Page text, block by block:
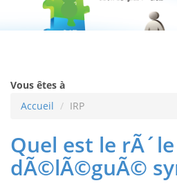
Vous êtes à
Accueil
IRP
Quel est le
dÃ©lÃ©guÃ©